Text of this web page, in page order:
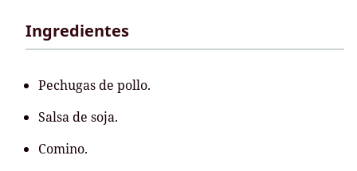
Ingredientes
Pechugas de pollo.
Salsa de soja.
Comino.